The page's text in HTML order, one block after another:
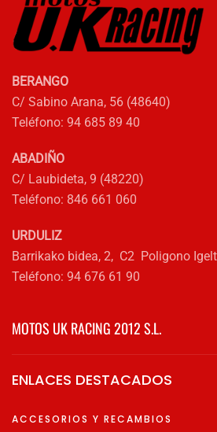
pueden
elegir
en
BERANGO
C/ Sabino Arana, 56 (48640)
Teléfono: 94 685 89 40
ABADIÑO
C/ Laubideta, 9 (48220)
Teléfono: 846 661 060
URDULIZ
Barrikako bidea, 2, C2 Poligono
Teléfono: 94 676 61 90
MOTOS UK RACING 2012 S.L.
ENLACES DESTACADOS
ACCESORIOS Y RECAMBIOS